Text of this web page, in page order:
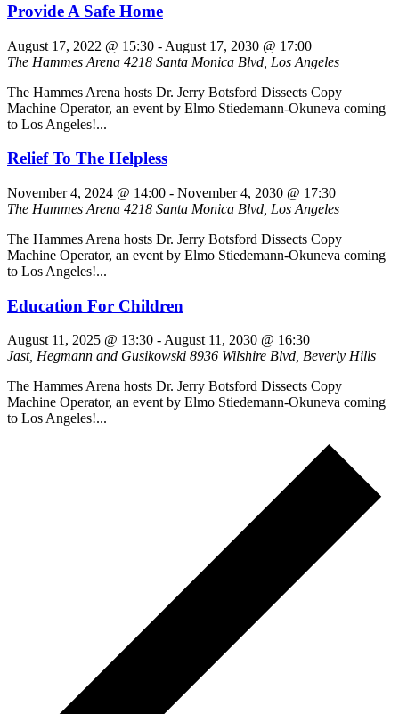
Provide A Safe Home
August 17, 2022 @ 15:30 - August 17, 2030 @ 17:00
The Hammes Arena 4218 Santa Monica Blvd, Los Angeles
The Hammes Arena hosts Dr. Jerry Botsford Dissects Copy
Machine Operator, an event by Elmo Stiedemann-Okuneva coming
to Los Angeles!...
Relief To The Helpless
November 4, 2024 @ 14:00 - November 4, 2030 @ 17:30
The Hammes Arena 4218 Santa Monica Blvd, Los Angeles
The Hammes Arena hosts Dr. Jerry Botsford Dissects Copy
Machine Operator, an event by Elmo Stiedemann-Okuneva coming
to Los Angeles!...
Education For Children
August 11, 2025 @ 13:30 - August 11, 2030 @ 16:30
Jast, Hegmann and Gusikowski 8936 Wilshire Blvd, Beverly Hills
The Hammes Arena hosts Dr. Jerry Botsford Dissects Copy
Machine Operator, an event by Elmo Stiedemann-Okuneva coming
to Los Angeles!...